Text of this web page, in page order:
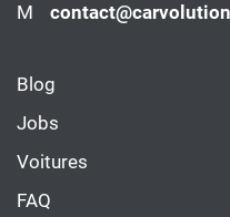
M
Blog
Jobs
Voitures
FAQ